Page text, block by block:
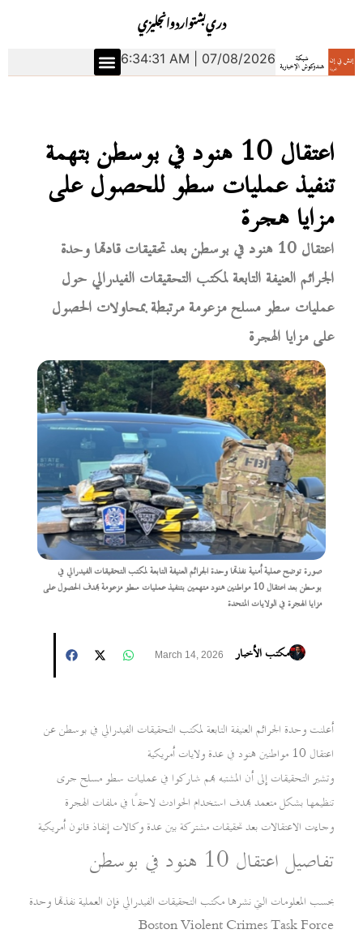
انجليزياردوبشتودري
6:34:32 AM | 07/08/2026
اعتقال 10 هنود في بوسطن بتهمة
تنفيذ عمليات سطو للحصول على
مزايا هجرة
اعتقال 10 هنود في بوسطن بعد تحقيقات قادتها وحدة
الجرائم العنيفة التابعة لمكتب التحقيقات الفيدرالي حول
عمليات سطو مسلح مزعومة مرتبطة بمحاولات الحصول
على مزايا الهجرة
صورة توضح عملية أمنية نفذتها وحدة الجرائم العنيفة التابعة لمكتب التحقيقات الفيدرالي في
بوسطن بعد اعتقال 10 مواطنين هنود متهمين بتنفيذ عمليات سطو مزعومة بهدف الحصول على
مزايا الهجرة في الولايات المتحدة
مكتب الأخبار March 14, 2026
أعلنت وحدة الجرائم العنيفة التابعة لمكتب التحقيقات الفيدرالي في بوسطن عن
اعتقال 10 مواطنين هنود في عدة ولايات أمريكية
وتشير التحقيقات إلى أن المشتبه بهم شاركوا في عمليات سطو مسلح جرى
تنظيمها بشكل متعمد بهدف استخدام الحوادث لاحقًا في ملفات الهجرة
وجاءت الاعتقالات بعد تحقيقات مشتركة بين عدة وكالات إنفاذ قانون أمريكية
تفاصيل اعتقال 10 هنود في بوسطن
بحسب المعلومات التي نشرها مكتب التحقيقات الفيدرالي فإن العملية نفذتها وحدة
Boston Violent Crimes Task Force